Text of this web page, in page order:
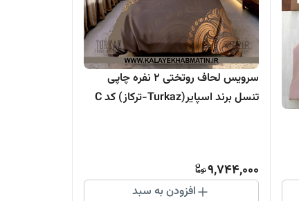
سرویس لحاف روتختی 2 نفره چاپی
تنسل برند اسپایر(Turkaz-ترکاز) کد C
9,744,000
افزودن به سبد